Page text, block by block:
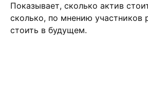
Показывает, сколько актив
сколько, по мнению участников
стоить в будущем.